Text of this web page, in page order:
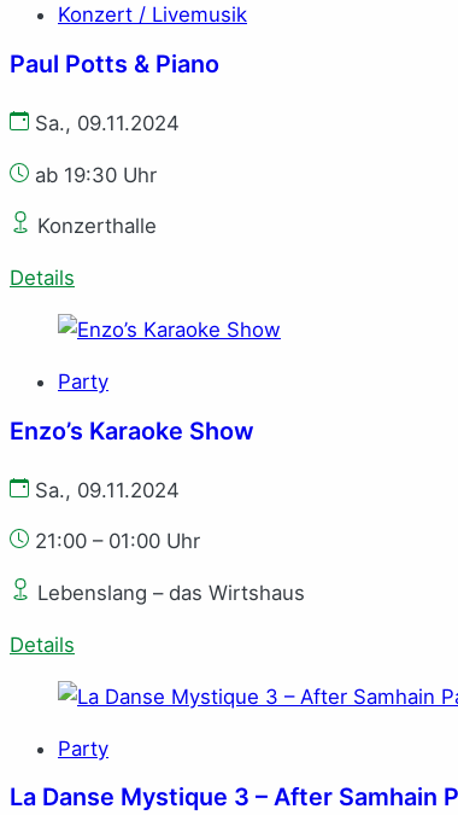
Konzert / Livemusik
Paul Potts & Piano
Sa., 09.11.2024
ab 19:30 Uhr
Konzerthalle
Details
Party
Enzo’s Karaoke Show
Sa., 09.11.2024
21:00 – 01:00 Uhr
Lebenslang – das Wirtshaus
Details
Party
La Danse Mystique 3 – After Samhain